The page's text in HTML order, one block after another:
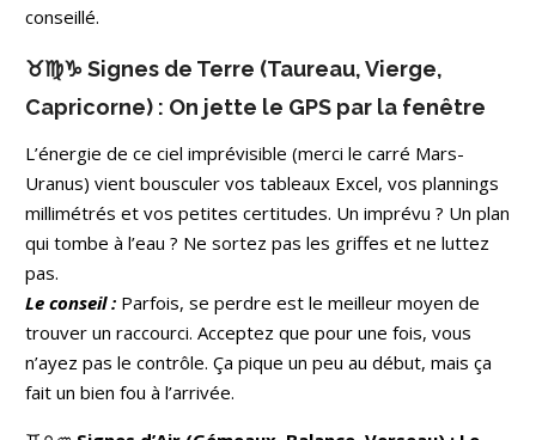
conseillé.
♉♍♑ Signes de Terre (Taureau, Vierge,
Capricorne) : On jette le GPS par la fenêtre
L’énergie de ce ciel imprévisible (merci le carré Mars-
Uranus) vient bousculer vos tableaux Excel, vos plannings
millimétrés et vos petites certitudes. Un imprévu ? Un plan
qui tombe à l’eau ? Ne sortez pas les griffes et ne luttez
pas.
Le conseil : Parfois, se perdre est le meilleur moyen de
trouver un raccourci. Acceptez que pour une fois, vous
n’ayez pas le contrôle. Ça pique un peu au début, mais ça
fait un bien fou à l’arrivée.